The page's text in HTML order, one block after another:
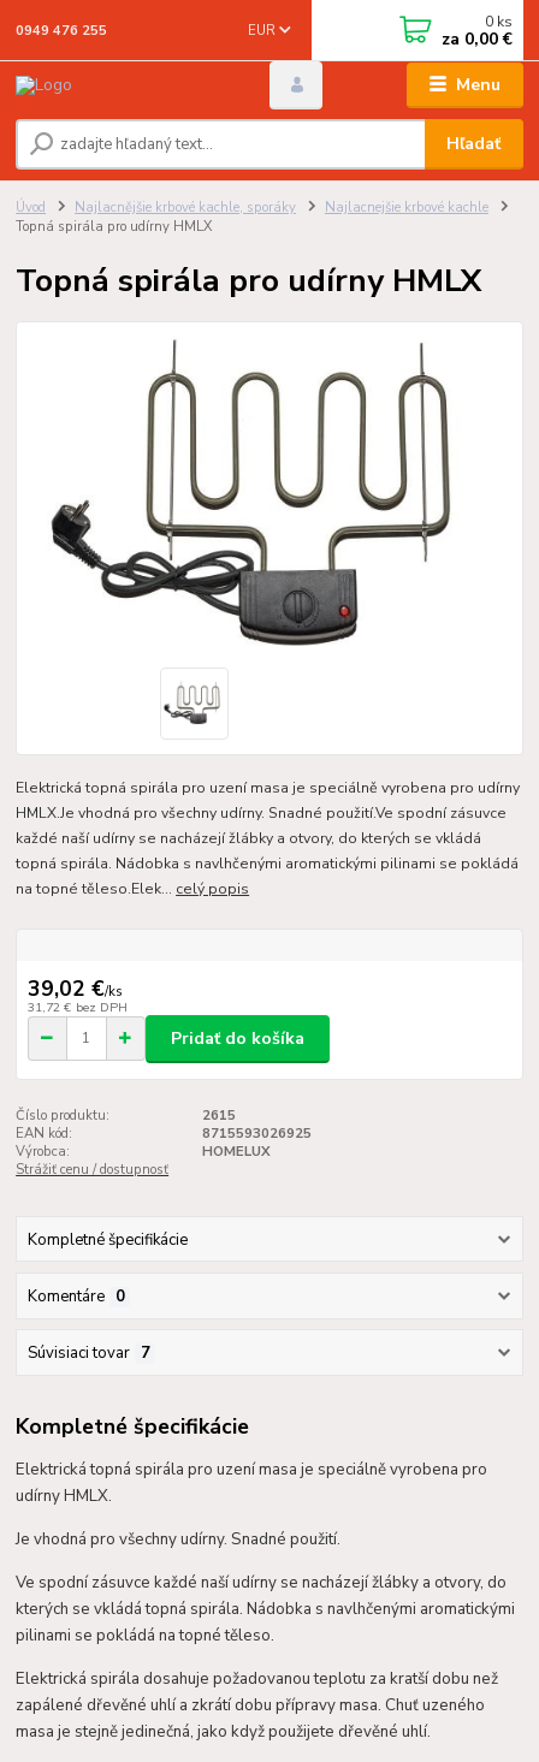
Menu
EUR
Hľadať
0949 476 255 0 ks
za 0,00 €
Úvod Najlacnějšie krbové kachle, sporáky
Najlacnejšie krbové kachle
Topná spirála pro udírny HMLX
Topná spirála pro udírny HMLX
Elektrická topná spirála pro uzení masa je speciálně vyrobena pro udírny
HMLX.Je vhodná pro všechny udírny. Snadné použití.Ve spodní zásuvce
každé naší udírny se nacházejí žlábky a otvory, do kterých se vkládá
topná spirála. Nádobka s navlhčenými aromatickými pilinami se pokládá
na topné těleso.Elek... celý popis
39,02 €/ks
31,72 € bez DPH
Pridať do košíka
Číslo produktu:
2615
EAN kód:
8715593026925
Výrobca:
HOMELUX
Strážiť cenu / dostupnosť
Kompletné špecifikácie
Komentáre 0
Súvisiaci tovar 7
Kompletné špecifikácie
Elektrická topná spirála pro uzení masa je speciálně vyrobena pro
udírny HMLX.
Je vhodná pro všechny udírny. Snadné použití.
Ve spodní zásuvce každé naší udírny se nacházejí žlábky a otvory, do
kterých se vkládá topná spirála. Nádobka s navlhčenými aromatickými
pilinami se pokládá na topné těleso.
Elektrická spirála dosahuje požadovanou teplotu za kratší dobu než
zapálené dřevěné uhlí a zkrátí dobu přípravy masa. Chuť uzeného
masa je stejně jedinečná, jako když použijete dřevěné uhlí.